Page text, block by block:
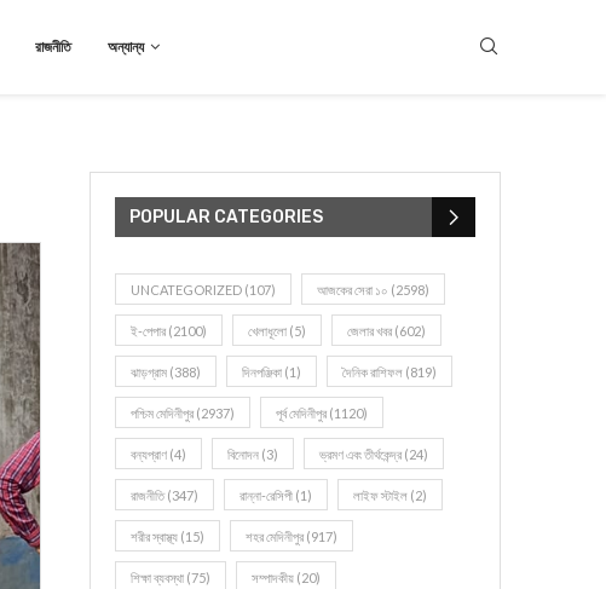
রাজনীতি অন্যান্য
POPULAR CATEGORIES
UNCATEGORIZED (107) আজকের সেরা ১০ (2598)
ই-পেপার (2100) খেলাধূলো (5) জেলার খবর (602)
ঝাড়গ্রাম (388) দিনপঞ্জিকা (1) দৈনিক রাশিফল (819)
পশ্চিম মেদিনীপুর (2937) পূর্ব মেদিনীপুর (1120)
বন্যপ্রাণ (4) বিনোদন (3) ভ্রমণ এবং তীর্থকেন্দ্র (24)
রাজনীতি(347) রান্না-রেসিপী (1) লাইফ স্টাইল (2)
শরীর স্বাস্থ্য (15) শহর মেদিনীপুর (917)
শিক্ষা ব্যবস্থা (75) সম্পাদকীয় (20)